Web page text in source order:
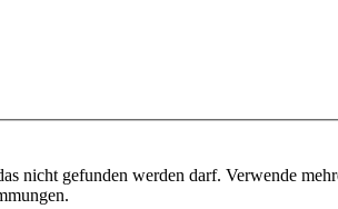
nicht gefunden werden darf. Verwende